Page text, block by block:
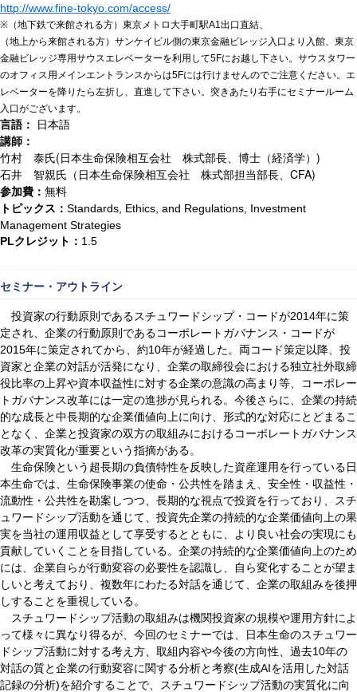
http://www.fine-tokyo.com/access/
※ （地下鉄で来館される方）東京メトロ大手町駅A1 出口直結、
（地上から来館される方）サンケイビル側の東京金融ビレッジ入口より入館、東京
金融ビレッジ専用サウスエレベーターを利用して5Fにお越し下さい。サウスタワー
のオフィス用メインエントランスからは5Fには行けませんのでご注意ください。エ
レベーターを降りたら左折し、直進して下さい。突きあたり右手にセミナールーム
入口がございます。
言語： 日本語
講師：
竹村 泰氏(日本生命保険相互会社 株式部長、博士（経済学） )
石井 智親氏（日本生命保険相互会社 株式部担当部長、 CFA)
参加費： 無料
トピックス： Standards, Ethics, and Regulations, Investment
Management Strategies
PLクレジット： 1.5
セミナー・アウトライン
投資家の行動原則であるスチュワードシップ・コードが2014年に策
定され、企業の行動原則であるコーポレートガバナンス・コードが
2015年に策定されてから、約10年が経過した。両コード策定以降、投
資家と企業の対話が活発になり、企業の取締役会における独立社外取締
役比率の上昇や資本収益性に対する企業の意識の高まり等、コーポレー
トガバナンス改革には一定の進捗が見られる。今後さらに、企業の持続
的な成長と中長期的な企業価値向上に向け、形式的な対応にとどまるこ
となく、企業と投資家の双方の取組みにおけるコーポレートガバナンス
改革の実質化が重要という指摘がある。
生命保険という超長期の負債特性を反映した資産運用を行っている日
本生命では、生命保険事業の使命・公共性を踏まえ、安全性・収益性・
流動性・公共性を勘案しつつ、長期的な視点で投資を行っており、スチ
ュワードシップ活動を通じて、投資先企業の持続的な企業価値向上の果
実を当社の運用収益として享受するとともに、より良い社会の実現にも
貢献していくことを目指している。企業の持続的な企業価値向上のため
には、企業自らが行動変容の必要性を認識し、自ら変化することが望ま
しいと考えており、複数年にわたる対話を通じて、企業の取組みを後押
しすることを重視している。
スチュワードシップ活動の取組みは機関投資家の規模や運用方針によ
って様々に異なり得るが、今回のセミナーでは、日本生命のスチュワー
ドシップ活動に対する考え方、取組内容や今後の方向性、過去10年の
対話の質と企業の行動変容に関する分析と考察(生成AIを活用した対話
記録の分析)を紹介することで、スチュワードシップ活動の実質化に向